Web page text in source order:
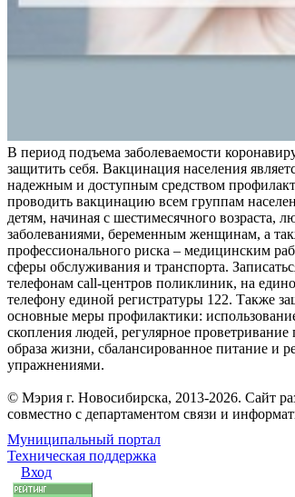
В период подъема заболеваемости
защитить себя. Вакцинация населения
надежным и доступным средством
проводить вакцинацию всем группам
детям, начиная с шестимесячного возраста,
заболеваниями, беременным женщинам, а
профессионального риска – медицинским
сферы обслуживания и транспорта.
телефонам call-центров поликлиник, на
телефону единой регистратуры 122. Также
основные меры профилактики:
скопления людей, регулярное
образа жизни, сбалансированное питание и
упражнениями.
© Мэрия г. Новосибирска, 2013-2026. Сайт
совместно с департаментом связи и
Муниципальный портал
Техническая поддержка
Вход